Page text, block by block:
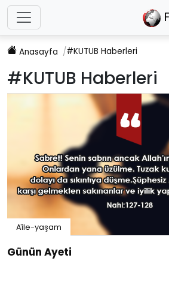
Anasayfa #KUTUB Haberleri
#KUTUB Haberleri
Ai̇le-yaşam
Günün Ayeti